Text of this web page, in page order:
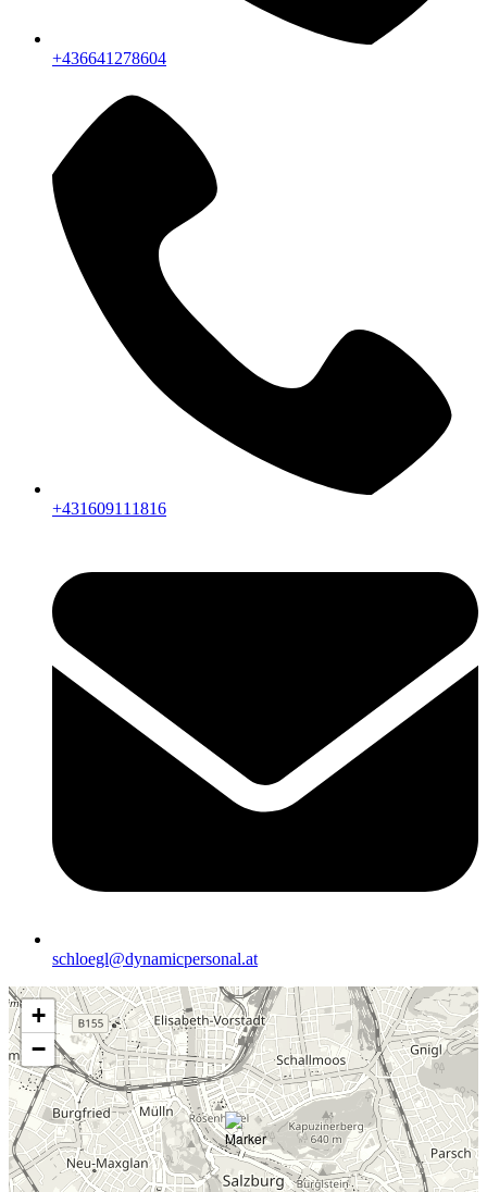
+436641278604
+431609111816
schloegl@dynamicpersonal.at
+
−